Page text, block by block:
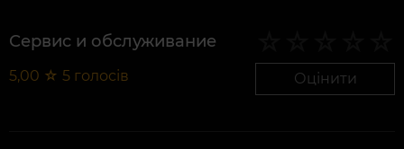
Сервис и обслуживание
5,00 ☆ 5 голосів Оцінити